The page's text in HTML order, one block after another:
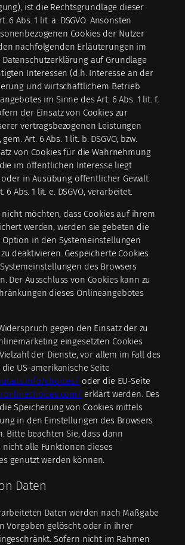
ist die Rechtsgrundlage dieser
6 Abs. 1 lit. a. DSGVO. Ansonsten
Cookies der Nutzer
nachfolgenden Erläuterungen im
auf Grundlage
Interessen (d.h. Interesse an der
und wirtschaftlichem Betrieb
im Sinne des Art. 6 Abs. 1 lit. f.
der Einsatz von Cookies zur
vertragsbezogenen Leistungen
Art. 6 Abs. 1 lit. b. DSGVO, bzw.
von Cookies für die Wahrnehmung
im öffentlichen Interesse liegt
in Ausübung öffentlicher Gewalt
6 Abs. 1 lit. e. DSGVO, verarbeitet.
nicht möchten, dass Cookies auf ihrem
werden, werden sie gebeten die
in den Systemeinstellungen
deaktivieren. Gespeicherte Cookies
des Browsers
Der Ausschluss von Cookies kann zu
dieses Onlineangebotes
gegen den Einsatz der zu
eingesetzten Cookies
der Dienste, vor allem im Fall des
US-amerikanische Seite
choices/ oder die EU-Seite
erklärt werden. Des
Speicherung von Cookies mittels
in den Einstellungen des Browsers
Bitte beachten Sie, dass dann
alle Funktionen dieses
genutzt werden können.
Daten
Daten werden nach Maßgabe
Vorgaben gelöscht oder in ihrer
Sofern nicht im Rahmen